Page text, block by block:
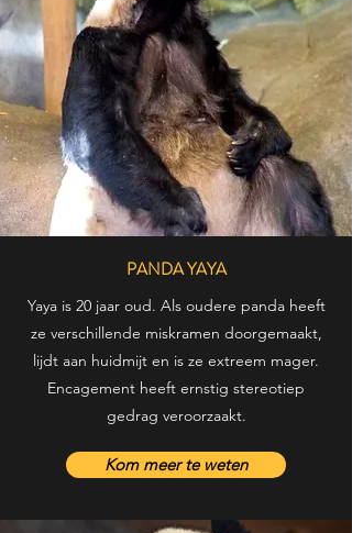
PANDA YAYA
Yaya is 20 jaar oud. Als oudere panda heeft
ze verschillende miskramen doorgemaakt,
lijdt aan huidmijt en is ze extreem mager.
Encagement heeft ernstig stereotiep
gedrag veroorzaakt.
Kom meer te weten